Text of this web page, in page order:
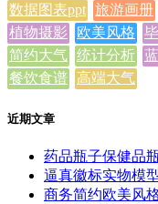
数据图表ppt 旅游画册
植物摄影
欧美风格
简约大气 统计分析
餐饮食谱
高端大气
近期文章
药品瓶子保健品
逼真徽标实物模
商务简约欧美风